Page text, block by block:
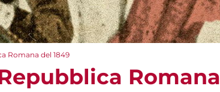
Romana del 1849
Romana